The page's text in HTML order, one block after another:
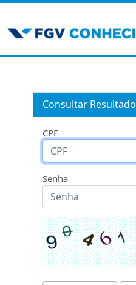
Consultar Resultado
CPF
Senha